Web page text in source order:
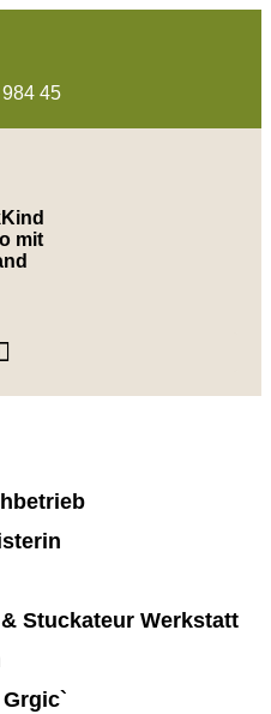
45
Stuckateur Werkstatt